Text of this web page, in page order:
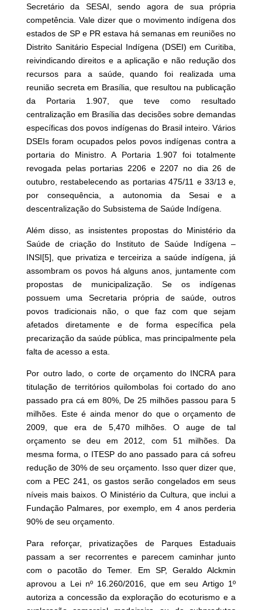
Secretário da SESAI, sendo agora de sua própria
competência. Vale dizer que o movimento indígena dos
estados de SP e PR estava há semanas em reuniões no
Distrito Sanitário Especial Indígena (DSEI) em Curitiba,
reivindicando direitos e a aplicação e não redução dos
recursos para a saúde, quando foi realizada uma
reunião secreta em Brasília, que resultou na publicação
da Portaria 1.907, que teve como resultado
centralização em Brasília das decisões sobre demandas
específicas dos povos indígenas do Brasil inteiro. Vários
DSEIs foram ocupados pelos povos indígenas contra a
portaria do Ministro.A Portaria 1.907 foi totalmente
revogada pelas portarias 2206 e 2207 no dia 26 de
outubro, restabelecendo as portarias 475/11 e 33/13 e,
por consequência, a autonomia da Sesai e a
descentralização do Subsistema de Saúde Indígena.
Além disso, as insistentes propostas do Ministério da
Saúde de criação do Instituto de Saúde Indígena –
INSI[5] , que privatiza e terceiriza a saúde indígena, já
assombram os povos há alguns anos, juntamente com
propostas de municipalização. Se os indígenas
possuem uma Secretaria própria de saúde, outros
povos tradicionais não, o que faz com que sejam
afetados diretamente e de forma específica pela
precarização da saúde pública, mas principalmente pela
falta de acesso a esta.
Por outro lado, o corte de orçamento do INCRA para
titulação de territórios quilombolas foi cortado do ano
passado pra cá em 80%, De 25 milhões passou para 5
milhões. Este é ainda menor do que o orçamento de
2009, que era de 5,470 milhões. O auge de tal
orçamento se deu em 2012, com 51 milhões. Da
mesma forma, o ITESP do ano passado para cá sofreu
redução de 30% de seu orçamento. Isso quer dizer que,
com a PEC 241, os gastos serão congelados em seus
níveis mais baixos. O Ministério da Cultura, que inclui a
Fundação Palmares, por exemplo, em 4 anos perderia
90% de seu orçamento.
Para reforçar, privatizações de Parques Estaduais
passam a ser recorrentes e parecem caminhar junto
com o pacotão do Temer. Em SP, Geraldo Alckmin
aprovou a Lei nº 16.260/2016, que em seu Artigo 1º
autoriza a concessão da exploração do ecoturismo e a